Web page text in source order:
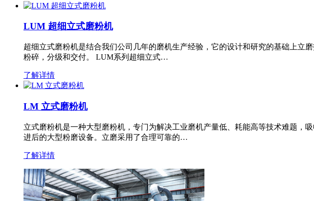
LUM 超细立式磨粉机
超细立式磨粉机是结合我们公司几年的磨机生产经验，它的设计和研究的基础上立
粉碎，分级和交付。 LUM系列超细立式…
了解详情
LM 立式磨粉机
立式磨粉机是一种大型磨粉机，专门为解决工业磨机产量低、耗能高等技术难题，
进后的大型粉磨设备。立磨采用了合理可靠的…
了解详情